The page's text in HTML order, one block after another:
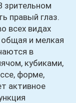
зрительном
правый глаз.
всех видах
и мелкая
в
кубиками,
форме,
активное